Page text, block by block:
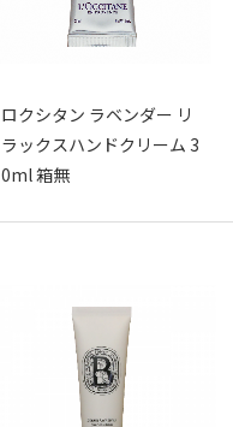
ロクシタン ラベンダー リ
ラックスハンドクリーム 3
0ml 箱無